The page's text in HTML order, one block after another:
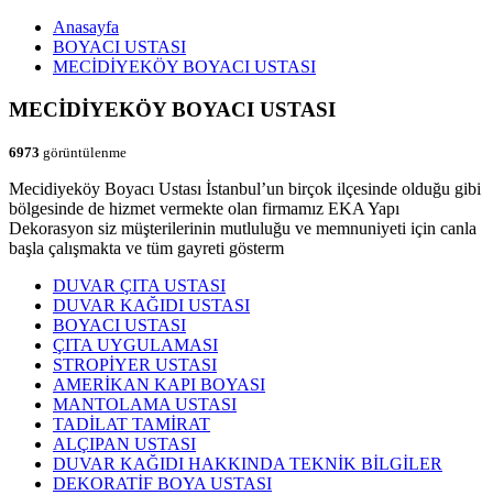
Anasayfa
BOYACI USTASI
MECİDİYEKÖY BOYACI USTASI
MECİDİYEKÖY BOYACI USTASI
6973 görüntülenme
Mecidiyeköy Boyacı Ustası İstanbul’un birçok ilçesinde olduğu gibi
bölgesinde de hizmet vermekte olan firmamız EKA Yapı
Dekorasyon siz müşterilerinin mutluluğu ve memnuniyeti için canla
başla çalışmakta ve tüm gayreti gösterm
DUVAR ÇITA USTASI
DUVAR KAĞIDI USTASI
BOYACI USTASI
ÇITA UYGULAMASI
STROPİYER USTASI
AMERİKAN KAPI BOYASI
MANTOLAMA USTASI
TADİLAT TAMİRAT
ALÇIPAN USTASI
DUVAR KAĞIDI HAKKINDA TEKNİK BİLGİLER
DEKORATİF BOYA USTASI